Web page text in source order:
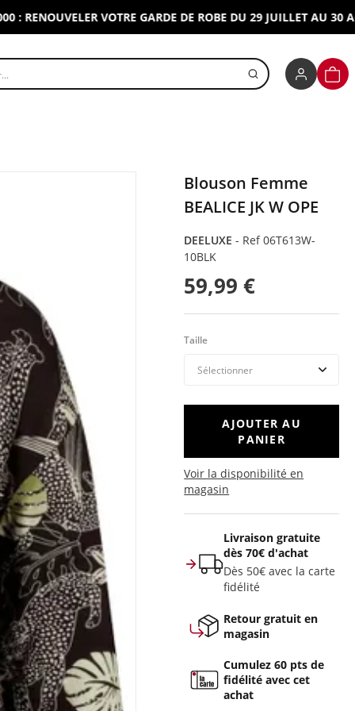
VOTRE GARDE DE ROBE DU 29 JUILLET AU 30 AOUT
un produit
Blouson Femme
BEALICE JK W OPE
DEELUXE- Ref 06T613W-
10BLK
59,99 €
Taille
AJOUTER AU
PANIER
Voir la disponibilité en
magasin
Livraison gratuite
dès 70€ d'achat
Dès 50€ avec la carte
fidélité
Retour gratuit en
magasin
Cumulez 60 pts de
fidélité avec cet
achat